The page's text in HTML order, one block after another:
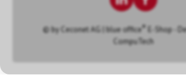
© by Ceconet AG blue office ®
E-Shop -
CompuTech